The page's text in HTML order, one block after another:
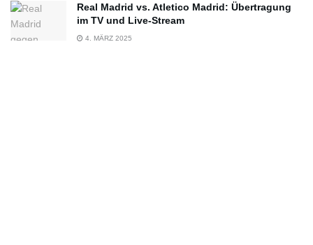
Real Madrid vs. Atletico Madrid: Übertragung
im TV und Live-Stream
4. MÄRZ 2025